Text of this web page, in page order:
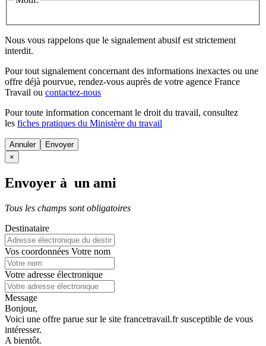
Nous vous rappelons que le signalement abusif est strictement
interdit.
Pour tout signalement concernant des informations inexactes ou une
offre déjà pourvue, rendez-vous auprès de votre agence France
Travail ou contactez-nous
Pour toute information concernant le droit du travail, consultez
les fiches pratiques du Ministère du travail
Annuler
×
Envoyer à un ami
Tous les champs sont obligatoires
Destinataire
Vos coordonnées Votre nom
Votre adresse électronique
Message
Bonjour,
Voici une offre parue sur le site francetravail.fr susceptible de vous
intéresser.
A bientôt.